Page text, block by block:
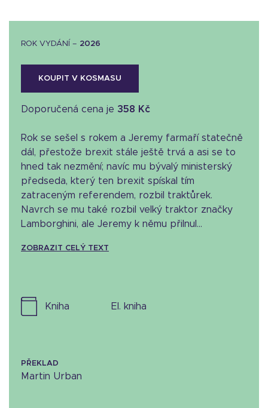
ROK VYDÁNÍ – 2026
KOUPIT V KOSMASU
Doporučená cena je 358 Kč
Rok se sešel s rokem a Jeremy farmaří statečně
dál, přestože brexit stále ještě trvá a asi se to
hned tak nezmění; navíc mu bývalý ministerský
předseda, který ten brexit spískal tím
zatraceným referendem, rozbil traktůrek.
Navrch se mu také rozbil velký traktor značky
Lamborghini, ale Jeremy k němu přilnul...
ZOBRAZIT CELÝ TEXT
kniha el. kniha
PŘEKLAD
Martin Urban